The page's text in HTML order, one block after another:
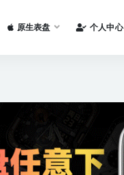
原生表盘 个人中心